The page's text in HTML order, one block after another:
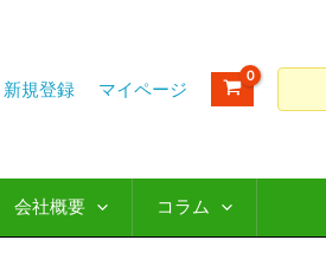
新規登録
会社概要 コラム